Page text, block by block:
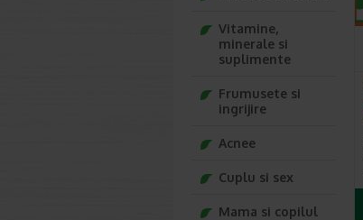
Vitamine,
minerale si
suplimente
Frumusete si
ingrijire
Acnee
Cuplu si sex
Mama si copilul